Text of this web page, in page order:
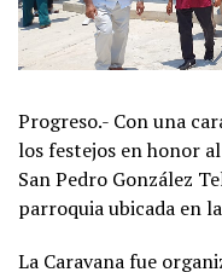
Progreso.- Con una
los festejos en honor
San Pedro González
parroquia ubicada en
La Caravana fue